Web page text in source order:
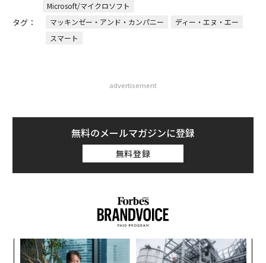
タグ：
Microsoft/マイクロソフト
マッキンゼー・アンド・カンパニー
ディー・エヌ・エー
スマート
advertisement
無料のメールマガジンに登録
無料登録